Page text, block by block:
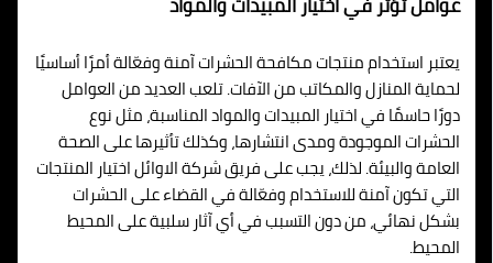
يعتبر استخدام منتجات مكافحة الحشرات آمنة وفعّالة أمرًا أساسيًا
لحماية المنازل والمكاتب من الآفات. تلعب العديد من العوامل
دورًا حاسمًا في اختيار المبيدات والمواد المناسبة، مثل نوع
الحشرات الموجودة ومدى انتشارها، وكذلك تأثيرها على الصحة
العامة والبيئة. لذلك، يجب على فريق شركة الاوائل اختيار المنتجات
التي تكون آمنة للاستخدام وفعّالة في القضاء على الحشرات
بشكل نهائي، من دون التسبب في أي آثار سلبية على المحيط
المحيط.